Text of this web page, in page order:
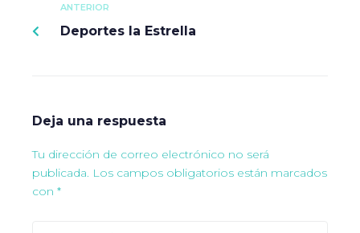
ANTERIOR
Deportes la Estrella
Deja una respuesta
Tu dirección de correo electrónico no será
publicada. Los campos obligatorios están marcados
con *